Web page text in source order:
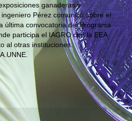
ganaderas y
Pérez comunicó sobre el
última convocatoria del Programa
participa el IAGRO con la EEA
al otras instituciones.